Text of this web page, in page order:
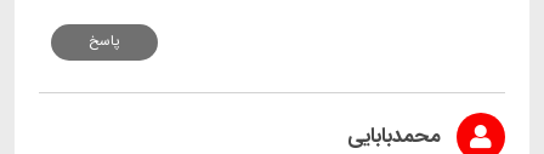
پاسخ
محمدبابایی